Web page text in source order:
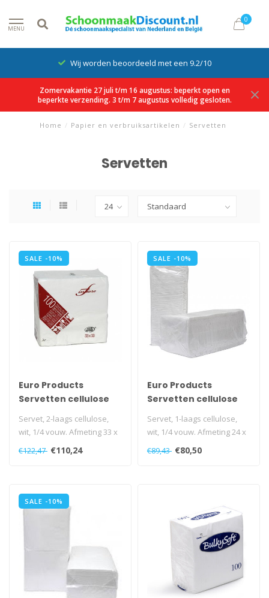
MENU
0
Wij worden beoordeeld met een 9.2/10
Zomervakantie 27 juli t/m 16 augustus: beperkt open en
beperkte verzending. 3 t/m 7 augustus volledig gesloten.
Home / Papier en verbruiksartikelen / Servetten
Servetten
SALE -10%
Euro Products
Servetten cellulose
33x33 cm, 2-laags
Servet, 2-laags cellulose,
wit, 1/4 vouw. Afmeting 33 x
33 cm. Doos 24 pak à 11..
€122,47 €110,24
SALE -10%
Euro Products
Servetten cellulose
25x25 cm, 1-laags
Servet, 1-laags cellulose,
wit, 1/4 vouw. Afmeting 24 x
24 cm. Doos 12 pak à 45..
€89,43 €80,50
SALE -10%